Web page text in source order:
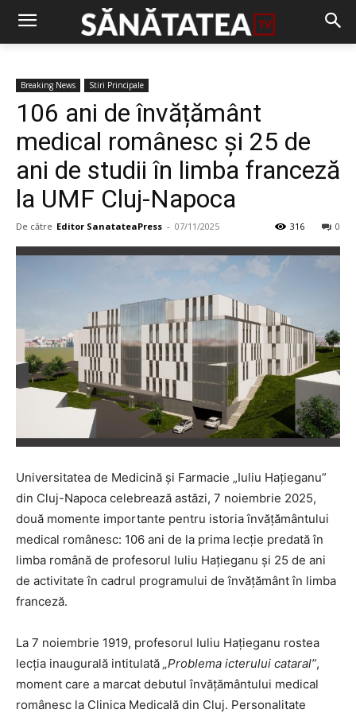
Breaking News Stiri Principale
106 ani de învățământ
medical românesc și 25 de
ani de studii în limba franceză
la UMF Cluj-Napoca
De către Editor SanatateaPress - 07/11/2025 0
316
Universitatea de Medicină și Farmacie „Iuliu Hațieganu”
din Cluj-Napoca celebrează astăzi, 7 noiembrie 2025,
două momente importante pentru istoria învățământului
medical românesc: 106 ani de la prima lecție predată în
limba română de profesorul Iuliu Hațieganu și 25 de ani
de activitate în cadrul programului de învățământ în limba
franceză.
La 7 noiembrie 1919, profesorul Iuliu Hațieganu rostea
lecția inaugurală intitulată „Problema icterului cataral”,
moment care a marcat debutul învățământului medical
românesc la Clinica Medicală din Cluj. Personalitate